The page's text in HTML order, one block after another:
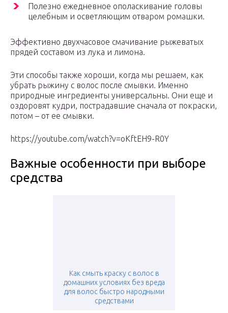
Полезно ежедневное ополаскивание головы
целебным и осветляющим отваром ромашки.
Эффективно двухчасовое смачивание рыжеватых
прядей составом из лука и лимона.
Эти способы также хороши, когда мы решаем, как
убрать рыжину с волос после смывки. Именно
природные ингредиенты универсальны. Они еще и
оздоровят кудри, пострадавшие сначала от покраски,
потом – от ее смывки.
https://youtube.com/watch?v=oKftEH9-R0Y
Важные особенности при выборе
средства
Как смыть краску с волос в
домашних условиях без вреда
для волос быстро народными
средствами